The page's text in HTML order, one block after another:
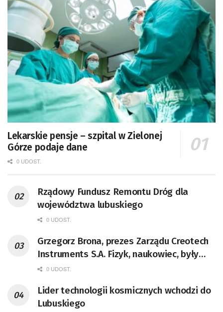
Lekarskie pensje – szpital w Zielonej
Górze podaje dane
0 UDOST.
Rządowy Fundusz Remontu Dróg dla
województwa lubuskiego
0 UDOST.
Grzegorz Brona, prezes Zarządu Creotech
Instruments S.A. Fizyk, naukowiec, były
pracownik CERN w Genewie,
doktor habilitowany nauk fizycznych,
koordynator Rady Sektorowej ds.
0 UDOST.
Lider technologii kosmicznych wchodzi do
Lubuskiego